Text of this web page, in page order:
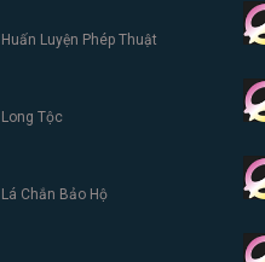
Huấn Luyện Phép Thuật
Long Tộc
Lá Chắn Bảo Hộ